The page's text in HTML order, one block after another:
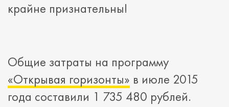
крайне признательны!
Общие затраты на программу
«Открывая горизонты» в июле 2015
года составили 1 735 480 рублей.